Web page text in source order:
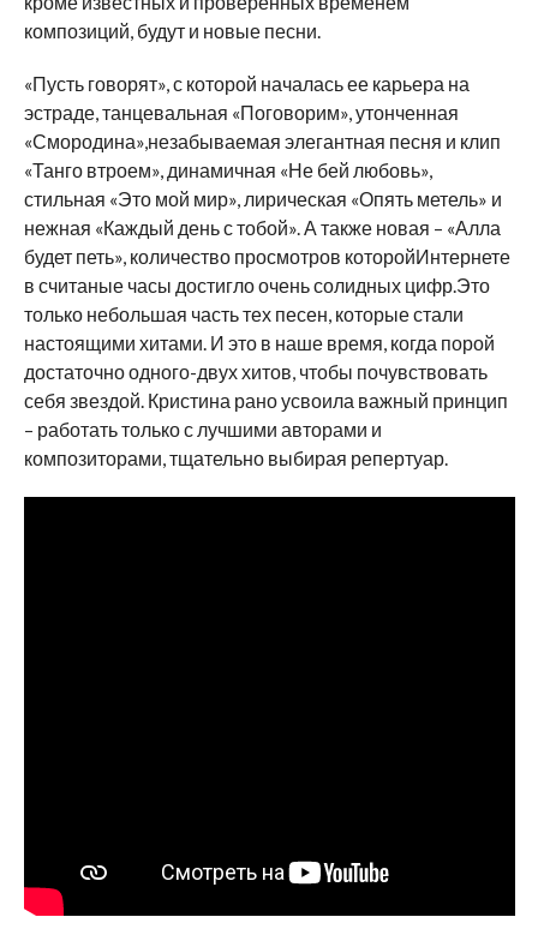
композиций, будут и новые песни.
«Пусть говорят», с которой началась ее карьера на
эстраде, танцевальная «Поговорим», утонченная
«Смородина»,незабываемая элегантная песня и клип
«Танго втроем», динамичная «Не бей любовь»,
стильная «Это мой мир», лирическая «Опять метель» и
нежная «Каждый день с тобой». А также новая – «Алла
будет петь», количество просмотров которойИнтернете
в считаные часы достигло очень солидных цифр.Это
только небольшая часть тех песен, которые стали
настоящими хитами. И это в наше время, когда порой
достаточно одного-двух хитов, чтобы почувствовать
себя звездой. Кристина рано усвоила важный принцип
– работать только с лучшими авторами и
композиторами, тщательно выбирая репертуар.